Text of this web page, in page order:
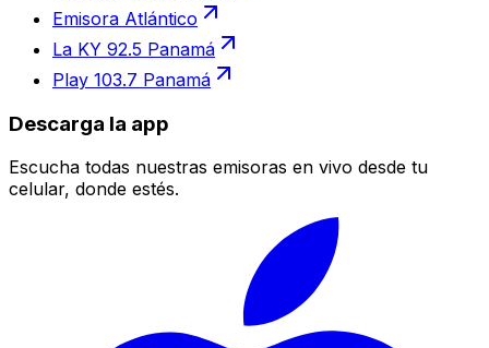
Emisora Atlántico
La KY 92.5 Panamá
Play 103.7 Panamá
Descarga la app
Escucha todas nuestras emisoras en vivo desde tu
celular, donde estés.